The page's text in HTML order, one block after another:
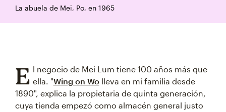
La abuela de Mei, Po, en 1965
E l negocio de Mei Lum tiene 100 años más que
ella. "Wing on Wolleva en mi familia desde
1890", explica la propietaria de quinta generación,
cuya tienda empezó como almacén general justo